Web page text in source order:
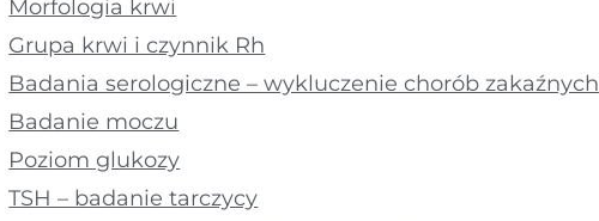
Morfologia krwi
Grupa krwi i czynnik Rh
Badania serologiczne – wykluczenie chorób zakaźnych
Badanie moczu
Poziom glukozy
TSH – badanie tarczycy